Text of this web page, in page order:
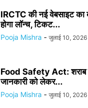
IRCTC की नई वेबसाइट का
होगा लॉन्च, टिकट...
Pooja Mishra - जुलाई 10, 2026
Food Safety Act: शराब
जानकारी को लेकर...
Pooja Mishra - जुलाई 10, 2026